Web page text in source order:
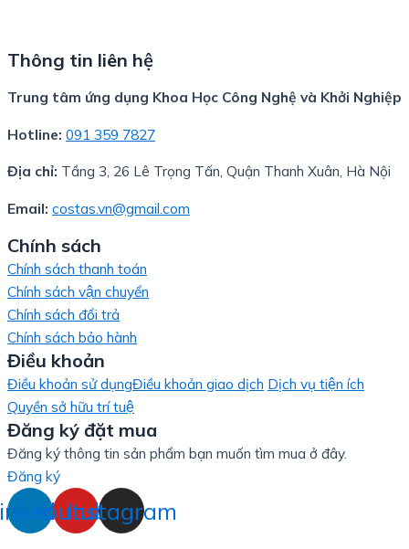
Thông tin liên hệ
Trung tâm ứng dụng Khoa Học Công Nghệ và Khởi Nghiệp
Hotline: 091 359 7827
Địa chỉ: Tầng 3, 26 Lê Trọng Tấn, Quận Thanh Xuân, Hà Nội
Email: costas.vn@gmail.com
Chính sách
Chính sách thanh toán
Chính sách vận chuyển
Chính sách đổi trả
Chính sách bảo hành
Điều khoản
Điều khoản sử dụngĐiều khoản giao dịch Dịch vụ tiện ích
Quyền sở hữu trí tuệ
Đăng ký đặt mua
Đăng ký thông tin sản phẩm bạn muốn tìm mua ở đây.
Đăng ký
Youtube
Instagram